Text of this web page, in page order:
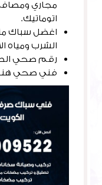
مجاري
اتوماتيك.
اغضل سباك
الشرب ومياه
رقم صحي
فني صحي